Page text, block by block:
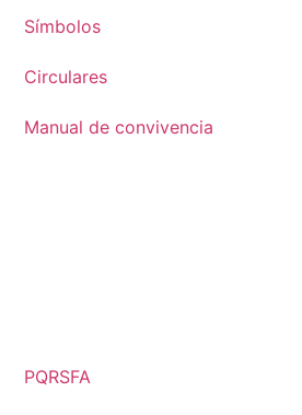
Símbolos
Circulares
Manual de convivencia
PQRSFA